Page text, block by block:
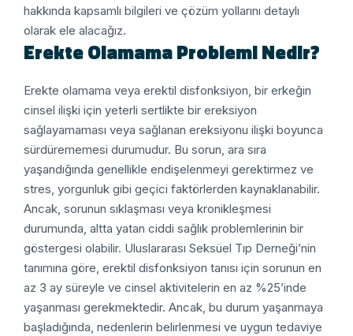
hakkında kapsamlı bilgileri ve çözüm yollarını detaylı
olarak ele alacağız.
Erekte Olamama Problemi Nedir?
Erekte olamama veya erektil disfonksiyon, bir erkeğin
cinsel ilişki için yeterli sertlikte bir ereksiyon
sağlayamaması veya sağlanan ereksiyonu ilişki boyunca
sürdürememesi durumudur. Bu sorun, ara sıra
yaşandığında genellikle endişelenmeyi gerektirmez ve
stres, yorgunluk gibi geçici faktörlerden kaynaklanabilir.
Ancak, sorunun sıklaşması veya kronikleşmesi
durumunda, altta yatan ciddi sağlık problemlerinin bir
göstergesi olabilir. Uluslararası Seksüel Tıp Derneği’nin
tanımına göre, erektil disfonksiyon tanısı için sorunun en
az 3 ay süreyle ve cinsel aktivitelerin en az %25’inde
yaşanması gerekmektedir. Ancak, bu durum yaşanmaya
başladığında, nedenlerin belirlenmesi ve uygun tedaviye